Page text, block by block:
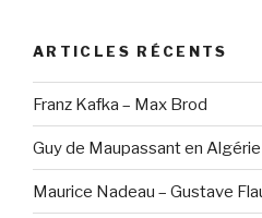
ARTICLES RÉCENTS
Franz Kafka – Max Brod
Guy de Maupassant en Algérie
Maurice Nadeau – Gustave